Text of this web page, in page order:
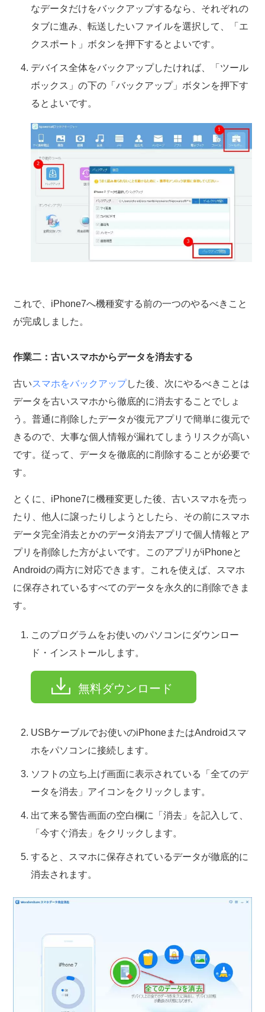
なデータだけをバックアップするなら、それぞれの
タブに進み、転送したいファイルを選択して、「エ
クスポート」ボタンを押下するとよいです。
デバイス全体をバックアップしたければ、「ツール
ボックス」の下の「バックアップ」ボタンを押下す
るとよいです。
これで、iPhone7へ機種変する前の一つのやるべきこと
が完成しました。
作業二：古いスマホからデータを消去する
古いスマホをバックアップした後、次にやるべきことは
データを古いスマホから徹底的に消去することでしょ
う。普通に削除したデータが復元アプリで簡単に復元で
きるので、大事な個人情報が漏れてしまうリスクが高い
です。従って、データを徹底的に削除することが必要で
す。
とくに、iPhone7に機種変更した後、古いスマホを売っ
たり、他人に譲ったりしようとしたら、その前にスマホ
データ完全消去とかのデータ消去アプリで個人情報とア
プリを削除した方がよいです。このアプリがiPhoneと
Androidの両方に対応できます。これを使えば、スマホ
に保存されているすべてのデータを永久的に削除できま
す。
このプログラムをお使いのパソコンにダウンロー
ド・インストールします。
無料ダウンロード
USBケーブルでお使いのiPhoneまたはAndroidスマ
ホをパソコンに接続します。
ソフトの立ち上げ画面に表示されている「全てのデ
ータを消去」アイコンをクリックします。
出て来る警告画面の空白欄に「消去」を記入して、
「今すぐ消去」をクリックします。
すると、スマホに保存されているデータが徹底的に
消去されます。